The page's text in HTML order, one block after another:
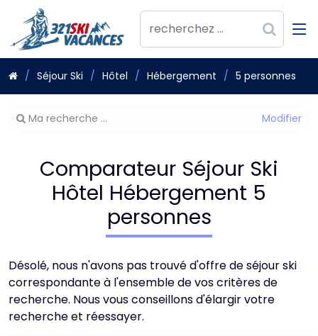
Séjour Ski Hôtel Hébergement 5 personnes
Modifier
Ma recherche ...
Comparateur Séjour Ski
Hôtel Hébergement 5
personnes
Désolé, nous n'avons pas trouvé d'offre de séjour ski
correspondante à l'ensemble de vos critères de
recherche. Nous vous conseillons d'élargir votre
recherche et réessayer.